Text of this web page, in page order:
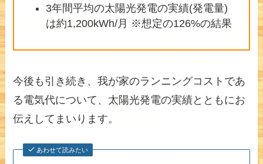
3年間平均の太陽光発電の実績(発電量)
は約1,200kWh/月 ※想定の126%の結果
今後も引き続き、我が家のランニングコストであ
る電気代について、太陽光発電の実績とともにお
伝えしてまいります。
あわせて読みたい